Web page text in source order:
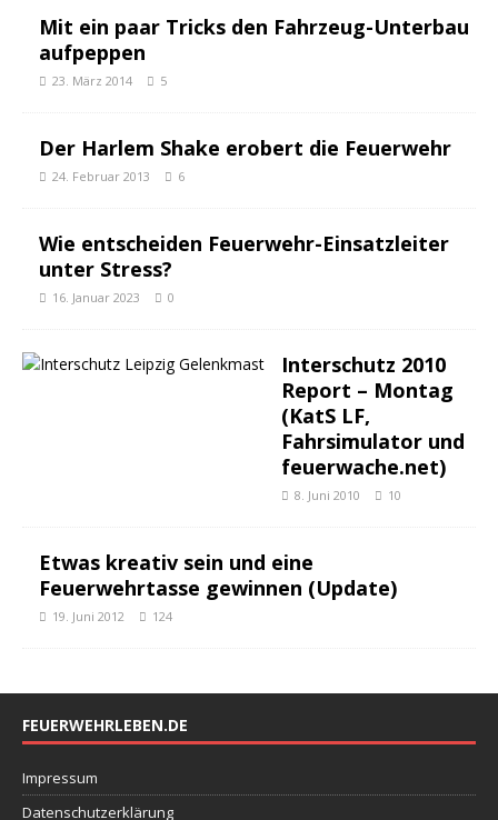
Mit ein paar Tricks den Fahrzeug-Unterbau
aufpeppen
23. März 2014 5
Der Harlem Shake erobert die Feuerwehr
24. Februar 2013 6
Wie entscheiden Feuerwehr-Einsatzleiter
unter Stress?
16. Januar 2023 0
Interschutz 2010
Report – Montag
(KatS LF,
Fahrsimulator und
feuerwache.net)
8. Juni 2010 10
Etwas kreativ sein und eine
Feuerwehrtasse gewinnen (Update)
19. Juni 2012 124
FEUERWEHRLEBEN.DE
Impressum
Datenschutzerklärung